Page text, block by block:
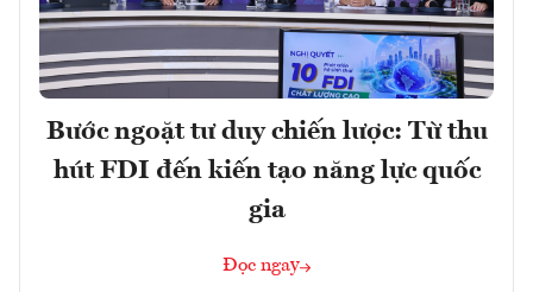
Bước ngoặt tư duy chiến lược: Từ thu
hút FDI đến kiến tạo năng lực quốc
gia
Đọc ngay